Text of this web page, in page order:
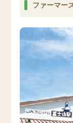
ファーマー